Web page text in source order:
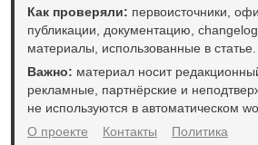
Как проверяли: первоисточники,
публикации, документацию,
материалы, использованные в статье.
Важно: материал носит
рекламные, партнёрские и
не используются в автоматическом
О проекте
Контакты Политика